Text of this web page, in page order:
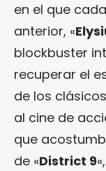
en el que
anterior, «
blockbuster
recuperar el
de los
al cine de
que
de «District 9«,